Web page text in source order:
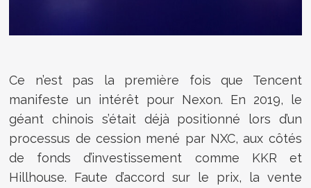
Ce n’est pas la première fois que Tencent
manifeste un intérêt pour Nexon. En 2019, le
géant chinois s’était déjà positionné lors d’un
processus de cession mené par NXC, aux côtés
de fonds d’investissement comme KKR et
Hillhouse. Faute d’accord sur le prix, la vente